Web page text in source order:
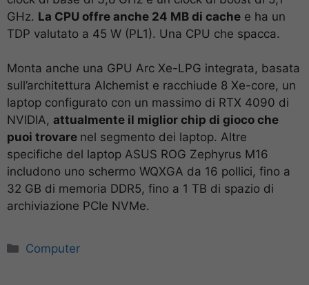
GHz. La CPU offre anche 24 MB di cache e ha un
TDP valutato a 45 W (PL1). Una CPU che spacca.
Monta anche una GPU Arc Xe-LPG integrata, basata
sull’architettura Alchemist e racchiude 8 Xe-core, un
laptop configurato con un massimo di RTX 4090 di
NVIDIA, attualmente il miglior chip di gioco che
puoi trovare nel segmento dei laptop. Altre
specifiche del laptop ASUS ROG Zephyrus M16
includono uno schermo WQXGA da 16 pollici, fino a
32 GB di memoria DDR5, fino a 1 TB di spazio di
archiviazione PCIe NVMe.
Categorie
Computer